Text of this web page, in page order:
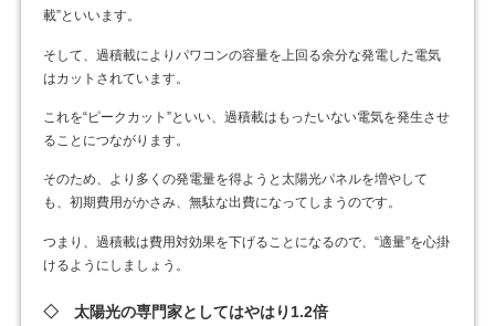
載”といいます。
そして、過積載によりパワコンの容量を上回る余分な発電した電気
はカットされています。
これを“ピークカット”といい、過積載はもったいない電気を発生させ
ることにつながります。
そのため、より多くの発電量を得ようと太陽光パネルを増やして
も、初期費用がかさみ、無駄な出費になってしまうのです。
つまり、過積載は費用対効果を下げることになるので、“適量”を心掛
けるようにしましょう。
◇ 太陽光の専門家としてはやはり1.2倍